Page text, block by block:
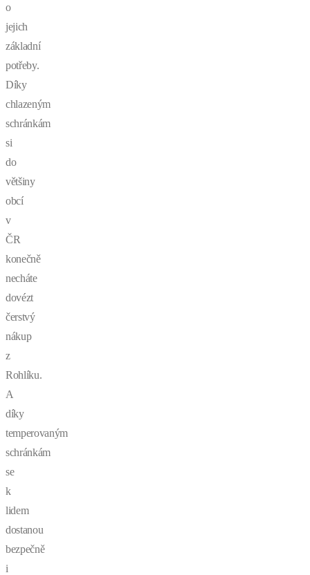
o
jejich
základní
potřeby.
Díky
chlazeným
schránkám
si
do
většiny
obcí
v
ČR
konečně
necháte
dovézt
čerstvý
nákup
z
Rohlíku.
A
díky
temperovaným
schránkám
se
k
lidem
dostanou
bezpečně
i